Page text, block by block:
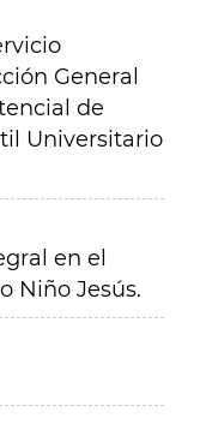
General
de
Universitario
en el
Niño Jesús.